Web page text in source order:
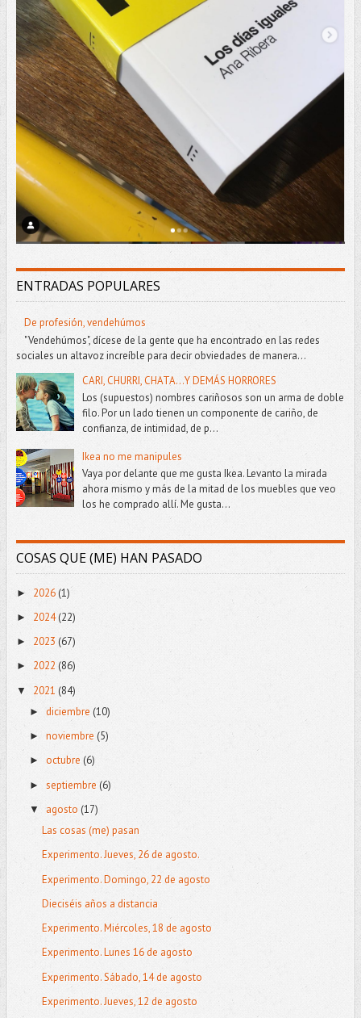
ENTRADAS POPULARES
De profesión, vendehúmos
"Vendehúmos", dícese de la gente que ha encontrado en las redes
sociales un altavoz increíble para decir obviedades de manera...
CARI, CHURRI, CHATA...Y DEMÁS HORRORES
Los (supuestos) nombres cariñosos son un arma de doble
filo. Por un lado tienen un componente de cariño, de
confianza, de intimidad, de p...
Ikea no me manipules
Vaya por delante que me gusta Ikea. Levanto la mirada
ahora mismo y más de la mitad de los muebles que veo
los he comprado allí. Me gusta...
COSAS QUE (ME) HAN PASADO
► 2026 (1)
► 2024(22)
► 2023 (67)
► 2022 (86)
▼ 2021 (84)
► diciembre (10)
► noviembre (5)
► octubre (6)
► septiembre (6)
▼ agosto (17)
Las cosas (me) pasan
Experimento. Jueves, 26 de agosto.
Experimento. Domingo, 22 de agosto
Dieciséis años a distancia
Experimento. Miércoles, 18 de agosto
Experimento. Lunes 16 de agosto
Experimento. Sábado, 14 de agosto
Experimento. Jueves, 12 de agosto